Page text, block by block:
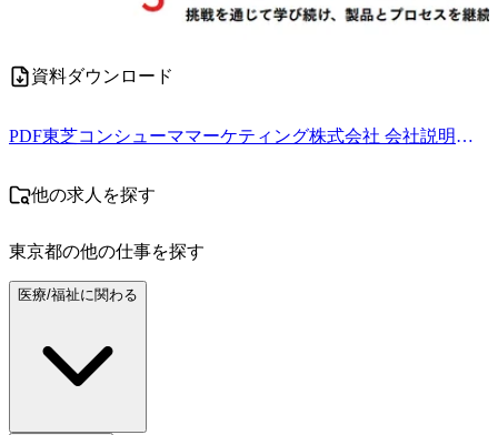
資料ダウンロード
PDF 東芝コンシューママーケティング株式会社 会社説明資料.pdf
他の求人を探す
東京都の他の仕事を探す
医療/福祉に関わる